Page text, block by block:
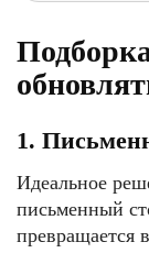
1.
Идеальное
письменный
превращается